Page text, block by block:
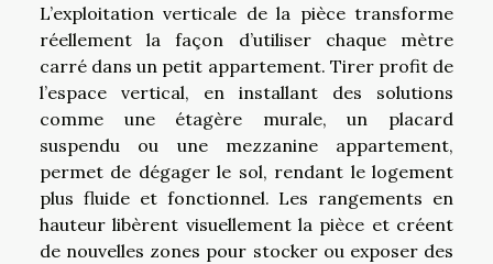
L’exploitation verticale de la pièce transforme
réellement la façon d’utiliser chaque mètre
carré dans un petit appartement. Tirer profit de
l’espace vertical, en installant des solutions
comme une étagère murale, un placard
suspendu ou une mezzanine appartement,
permet de dégager le sol, rendant le logement
plus fluide et fonctionnel. Les rangements en
hauteur libèrent visuellement la pièce et créent
de nouvelles zones pour stocker ou exposer des